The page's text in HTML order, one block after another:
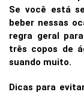
Se você está
beber nessas
regra geral
três copos de
suando muito.
Dicas para